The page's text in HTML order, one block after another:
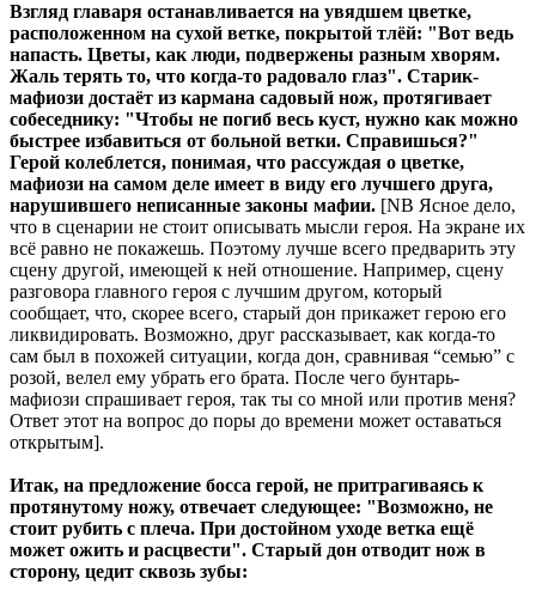
Взгляд главаря останавливается на увядшем цветке,
расположенном на сухой ветке, покрытой тлёй: "Вот ведь
напасть. Цветы, как люди, подвержены разным хворям.
Жаль терять то, что когда-то радовало глаз". Старик-
мафиози достаёт из кармана садовый нож, протягивает
собеседнику: "Чтобы не погиб весь куст, нужно как можно
быстрее избавиться от больной ветки. Справишься?"
Герой колеблется, понимая, что рассуждая о цветке,
мафиози на самом деле имеет в виду его лучшего друга,
нарушившего неписанные законы мафии. [NB Ясное дело,
что в сценарии не стоит описывать мысли героя. На экране их
всё равно не покажешь. Поэтому лучше всего предварить эту
сцену другой, имеющей к ней отношение. Например, сцену
разговора главного героя с лучшим другом, который
сообщает, что, скорее всего, старый дон прикажет герою его
ликвидировать. Возможно, друг рассказывает, как когда-то
сам был в похожей ситуации, когда дон, сравнивая “семью” с
розой, велел ему убрать его брата. После чего бунтарь-
мафиози спрашивает героя, так ты со мной или против меня?
Ответ этот на вопрос до поры до времени может оставаться
открытым].
Итак, на предложение босса герой, не притрагиваясь к
протянутому ножу, отвечает следующее: "Возможно, не
стоит рубить с плеча. При достойном уходе ветка ещё
может ожить и расцвести". Старый дон отводит нож в
сторону, цедит сквозь зубы: